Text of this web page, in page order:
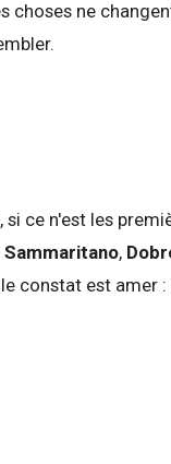
choses ne
ce n'est les
Sammaritano,
constat est amer